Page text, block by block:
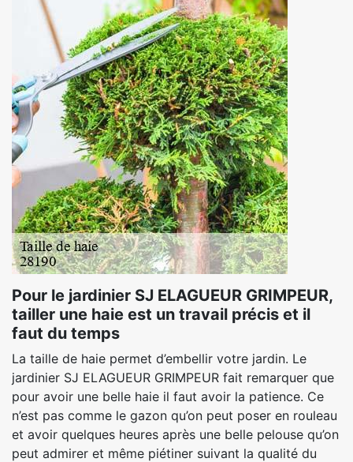
Pour le jardinier SJ ELAGUEUR GRIMPEUR,
tailler une haie est un travail précis et il
faut du temps
La taille de haie permet d’embellir votre jardin. Le
jardinier SJ ELAGUEUR GRIMPEUR fait remarquer que
pour avoir une belle haie il faut avoir la patience. Ce
n’est pas comme le gazon qu’on peut poser en rouleau
et avoir quelques heures après une belle pelouse qu’on
peut admirer et même piétiner suivant la qualité du